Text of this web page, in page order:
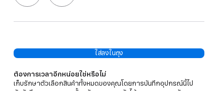
ใส่ลงในถุง
ต้องการเวลาอีกหน่อยใช่หรือไม่
เก็บรักษาตัวเลือกสินค้าทั้งหมดของคุณโดยการบันทึกอุปกรณ์นี้ไป